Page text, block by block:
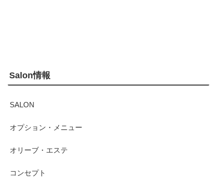
Salon情報
SALON
オプション・メニュー
オリーブ・エステ
コンセプト